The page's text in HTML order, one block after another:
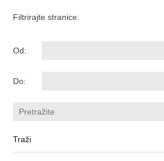
Filtrirajte stranice:
Od:
Do: